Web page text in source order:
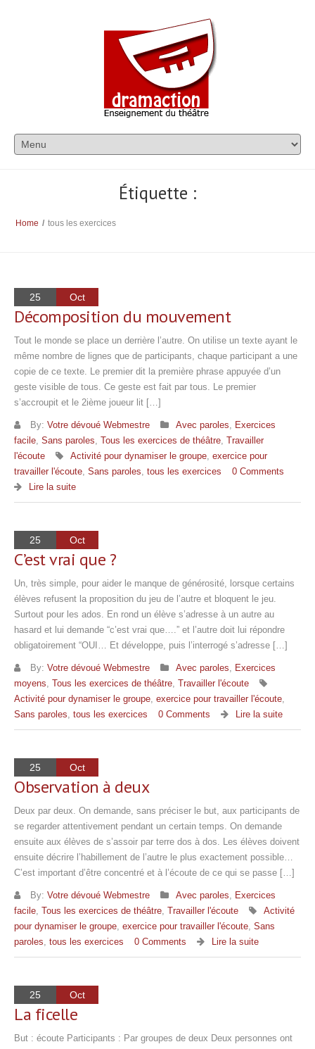
Étiquette :
Home / tous les exercices
25 Oct
Décomposition du mouvement
Tout le monde se place un derrière l’autre. On utilise un texte ayant le
même nombre de lignes que de participants, chaque participant a une
copie de ce texte. Le premier dit la première phrase appuyée d’un
geste visible de tous. Ce geste est fait par tous. Le premier
s’accroupit et le 2ième joueur lit […]
By: Votre dévoué Webmestre Avec paroles, Exercices
facile, Sans paroles, Tous les exercices de théâtre, Travailler
l'écoute
Activité pour dynamiser le groupe, exercice pour
travailler l'écoute, Sans paroles, tous les exercices
0 Comments
Lire la suite
25 Oct
C’est vrai que ?
Un, très simple, pour aider le manque de générosité, lorsque certains
élèves refusent la proposition du jeu de l’autre et bloquent le jeu.
Surtout pour les ados. En rond un élève s’adresse à un autre au
hasard et lui demande “c’est vrai que….” et l’autre doit lui répondre
obligatoirement “OUI… Et développe, puis l’interrogé s’adresse […]
By: Votre dévoué Webmestre Avec paroles, Exercices
moyens, Tous les exercices de théâtre, Travailler l'écoute
Activité pour dynamiser le groupe, exercice pour travailler l'écoute,
Sans paroles, tous les exercices 0 Comments Lire la suite
25 Oct
Observation à deux
Deux par deux. On demande, sans préciser le but, aux participants de
se regarder attentivement pendant un certain temps. On demande
ensuite aux élèves de s’assoir par terre dos à dos. Les élèves doivent
ensuite décrire l’habillement de l’autre le plus exactement possible…
C’est important d’être concentré et à l’écoute de ce qui se passe […]
By: Votre dévoué Webmestre Avec paroles, Exercices
facile, Tous les exercices de théâtre, Travailler l'écoute
Activité
pour dynamiser le groupe, exercice pour travailler l'écoute, Sans
paroles, tous les exercices 0 Comments Lire la suite
25 Oct
La ficelle
But : écoute Participants : Par groupes de deux Deux personnes ont